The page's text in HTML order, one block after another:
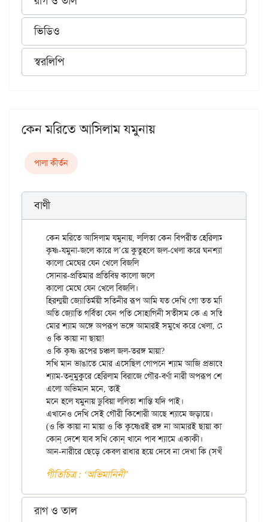
ভিডিও
স্বরলিপি
কেন মরিতে আসিলাম যমুনায়
পালা কীর্তন
বাণী
কেন মরিতে আসিলাম যমুনায়, ললিতা কেন বিপরীত হেরিলাম।
কৃষ্ণ-যমুনা-জলে কারে ল’য়ে কুতুহলে জল-খেলা করে ঘনশ্যাম।।
কালো মেঘের যেন খেলে বিজলি
সোনার-প্রতিমার প্রতিবিম্ব কালো জলে
কালো মেঘে যেন খেলে বিজলি।
হিরন্ময়ী জ্যোতির্ময়ী সতিনীর রূপ আমি যত দেখি গো তত মজি সখি গো!
অতি জ্যোতি গর্বিতা যেন পতি সোহাগিনী সতীসম কে এ সতিনী, ললিতে,
মোর শ্যাম অঙ্গে অপরূপ ভঙ্গে আমারই সমুখে করে খেলা, মোরে ছলিতে।
ও কি কায়া না ছায়া!
ও কি কৃষ্ণ রূপের চঞ্চল জল-তরঙ্গ মায়া?
সখি মান ভাঙাতে মোর এসেছিল গোপনে শ্যাম আজি প্রভাতে (সখি),
শ্যাম-তনুমুকুরে হেরিলাম বিরাজে গৌর-বর্ণা নারী অপরূপ শোভাতে।
এলো অভিমান মনে, তাই
মনে হলে যমুনায় ডুবিয়া ললিতা শান্তি যদি পাই।
এখানেও দেখি সেই গৌরী কিশোরী আছে শ্যামে জড়ায়ে।
(ও কি কায়া না মায়া ও কি কৃষ্ণেরই রঙ্গ না আমারই ছায়া কায়া না মায়া।)
কোন্ দেশে যাব সখি কোন্ খানে পাব শ্যামে একাকী।
গীতিচিত্র : ‘অভিমানিনী’
রাগ ও তাল